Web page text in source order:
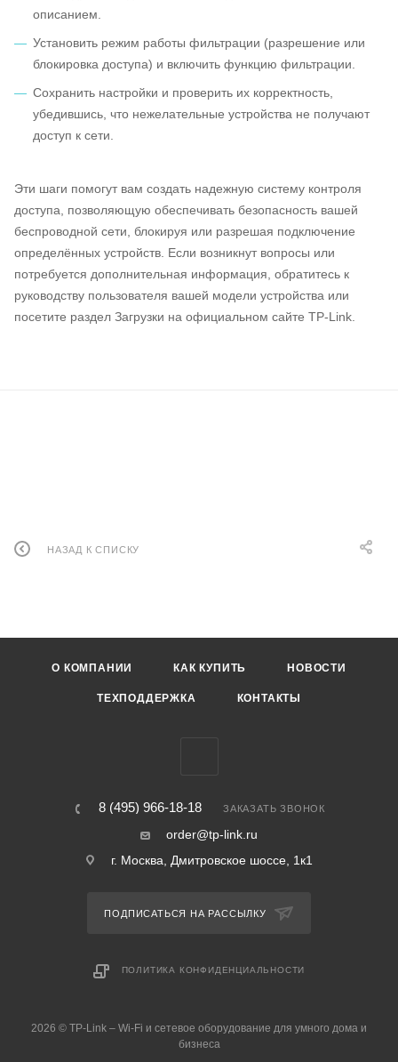
описанием.
Установить режим работы фильтрации (разрешение или
блокировка доступа) и включить функцию фильтрации.
Сохранить настройки и проверить их корректность,
убедившись, что нежелательные устройства не получают
доступ к сети.
Эти шаги помогут вам создать надежную систему контроля
доступа, позволяющую обеспечивать безопасность вашей
беспроводной сети, блокируя или разрешая подключение
определённых устройств. Если возникнут вопросы или
потребуется дополнительная информация, обратитесь к
руководству пользователя вашей модели устройства или
посетите раздел Загрузки на официальном сайте TP‑Link.
НАЗАД К СПИСКУ
О КОМПАНИИ КАК КУПИТЬ НОВОСТИ
ТЕХПОДДЕРЖКА КОНТАКТЫ
8 (495) 966-18-18 ЗАКАЗАТЬ ЗВОНОК
order@tp-link.ru
г. Москва, Дмитровское шоссе, 1к1
ПОДПИСАТЬСЯ НА РАССЫЛКУ
ПОЛИТИКА КОНФИДЕНЦИАЛЬНОСТИ
2026 © TP-Link – Wi-Fi и сетевое оборудование для умного дома и
бизнеса